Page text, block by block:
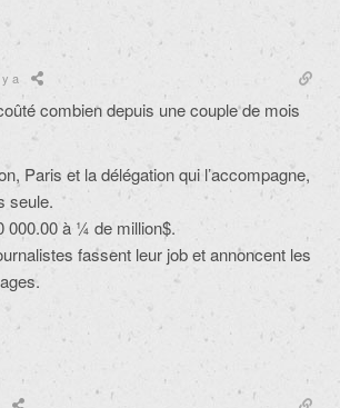
a
combien depuis une couple de mois
Paris et la délégation qui l’accompagne,
seule.
000.00 à ¼ de million$.
fassent leur job et annoncent les